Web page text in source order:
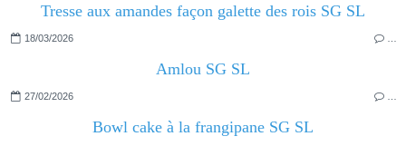
Tresse aux amandes façon galette des rois SG SL
18/03/2026
Amlou SG SL
27/02/2026
Bowl cake à la frangipane SG SL